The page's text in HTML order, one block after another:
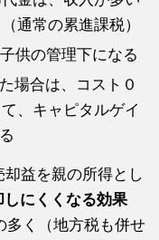
通常の累進課税）
供の管理下になる
場合は、コスト０
、キャピタルゲイ
益を親の所得とし
しにくくなる効果
多く（地方税も併せ